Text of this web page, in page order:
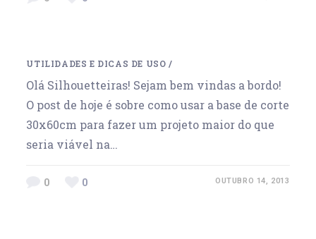
UTILIDADES E DICAS DE USO /
Olá Silhouetteiras! Sejam bem vindas a bordo!
O post de hoje é sobre como usar a base de corte
30x60cm para fazer um projeto maior do que
seria viável na…
0 0 OUTUBRO 14, 2013